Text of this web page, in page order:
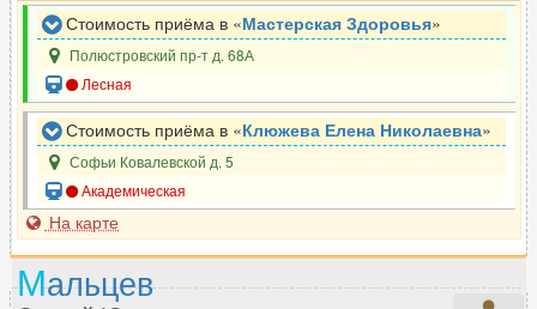
Стоимость приёма в «Мастерская Здоровья»
Полюстровский пр-т д. 68А
Лесная
Стоимость приёма в «Клюжева Елена Николаевна»
Софьи Ковалевской д. 5
Академическая
На карте
Мальцев